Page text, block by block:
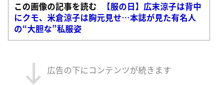
この画像の記事を読む
【服の日】広末涼子は背中
にクモ、米倉涼子は胸元見せ…本誌が見た有名人
の“大胆な”私服姿
広告の下にコンテンツが続きます